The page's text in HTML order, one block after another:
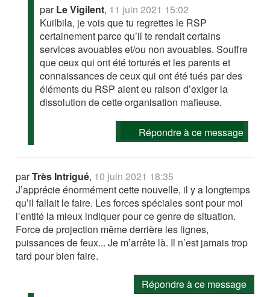
parLe Vigilent, 11 juin 2021 15:02
Kuilbila, je vois que tu regrettes le RSP
certainement parce qu’il te rendait certains
services avouables et/ou non avouables. Souffre
que ceux qui ont été torturés et les parents et
connaissances de ceux qui ont été tués par des
éléments du RSP aient eu raison d’exiger la
dissolution de cette organisation mafieuse.
Répondre à ce message
parTrès Intrigué, 10 juin 2021 18:35
J’apprécie énormément cette nouvelle, il y a longtemps
qu’il fallait le faire. Les forces spéciales sont pour moi
l’entité la mieux indiquer pour ce genre de situation.
Force de projection même derrière les lignes,
puissances de feux... Je m’arrête là. Il n’est jamais trop
tard pour bien faire.
Répondre à ce message